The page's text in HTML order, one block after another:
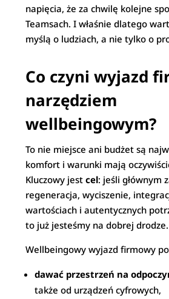
napięcia, że za chwilę kolejne
Teamsach. I właśnie dlatego
myślą o ludziach, a nie tylko o
Co czyni wyjazd
narzędziem
wellbeingowym?
To nie miejsce ani budżet są
komfort i warunki mają
Kluczowy jestcel: jeśli głównym
regeneracja, wyciszenie,
wartościach i autentycznych
to już jesteśmy na dobrej drodze.
Wellbeingowy wyjazd firmowy
dawać przestrzeń na
także od urządzeń cyfrowych,